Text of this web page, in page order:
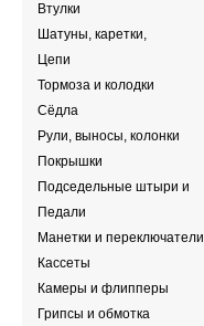
Втулки
Шатуны, каретки,
передние звезды
Цепи
Тормоза и колодки
Сёдла
Рули, выносы, колонки
Покрышки
Подседельные штыри и
хомуты
Педали
Манетки и переключатели
Кассеты
Камеры и флипперы
Грипсы и обмотка